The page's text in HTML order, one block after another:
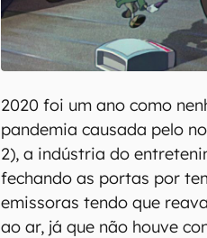
2020 foi um ano como
pandemia causada pelo
2), a indústria do
fechando as portas por
emissoras tendo que
ao ar, já que não houve